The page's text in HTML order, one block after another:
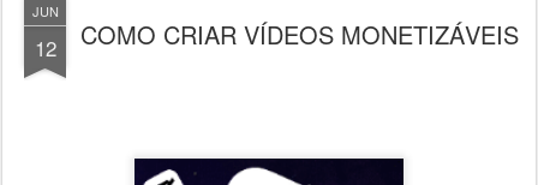
JUN
12 COMO CRIAR VÍDEOS MONETIZÁVEIS